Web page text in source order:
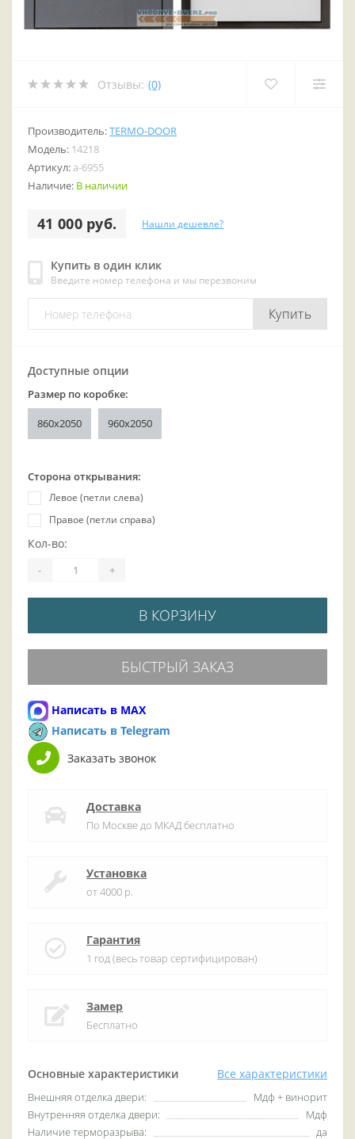
Отзывы: (0)
Производитель:TERMO-DOOR
Модель: 14218
Артикул: a-6955
Наличие: В наличии
41 000 руб. Нашли дешевле?
Купить в один клик
Введите номер телефона и мы перезвоним
Купить
Основные характеристики Все характеристики
Внешняя отделка двери:
Мдф + винорит
Внутренняя отделка двери:
Мдф
Наличие терморазрыва:
да
Доступные опции
Размер по коробке:
860x2050 960x2050
Сторона открывания:
Левое (петли слева)
Правое (петли справа)
Кол-во:
- +
В КОРЗИНУ
БЫСТРЫЙ ЗАКАЗ
Написать в MAX
Написать в Telegram
Заказать звонок
Доставка
По Москве до МКАД бесплатно
Установка
от 4000 р.
Гарантия
1 год (весь товар сертифицирован)
Замер
Бесплатно